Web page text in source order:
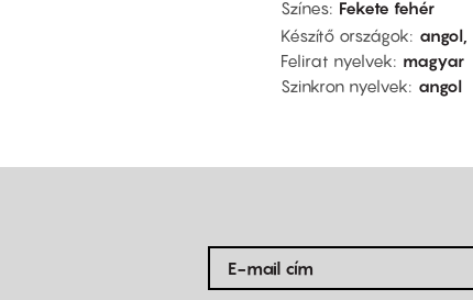
Színes Fekete fehér
Készítő országok
angol
Felirat nyelvek
magyar
Szinkron nyelvek
angol